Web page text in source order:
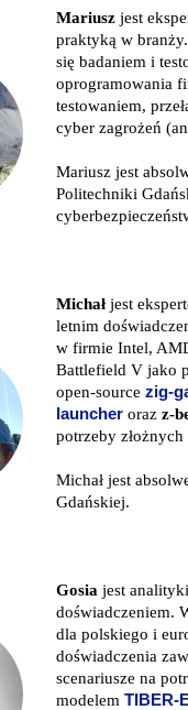
Mariusz jest
praktyką w
się badaniem i
oprogramowania
testowaniem,
cyber zagrożeń
Mariusz jest
Politechniki
Michał jest
letnim
w firmie Intel,
Battlefield V jako
open-source zig-
launcher oraz z-
potrzeby
Michał jest
Gdańskiej.
Gosia jest
doświadczeniem.
dla polskiego i
doświadczenia
scenariusze na
modelem TIBER-